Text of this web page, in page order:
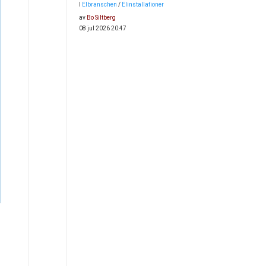
Elbranschen / Elinstallationer
av Bo Siltberg
08 jul 2026 20:47